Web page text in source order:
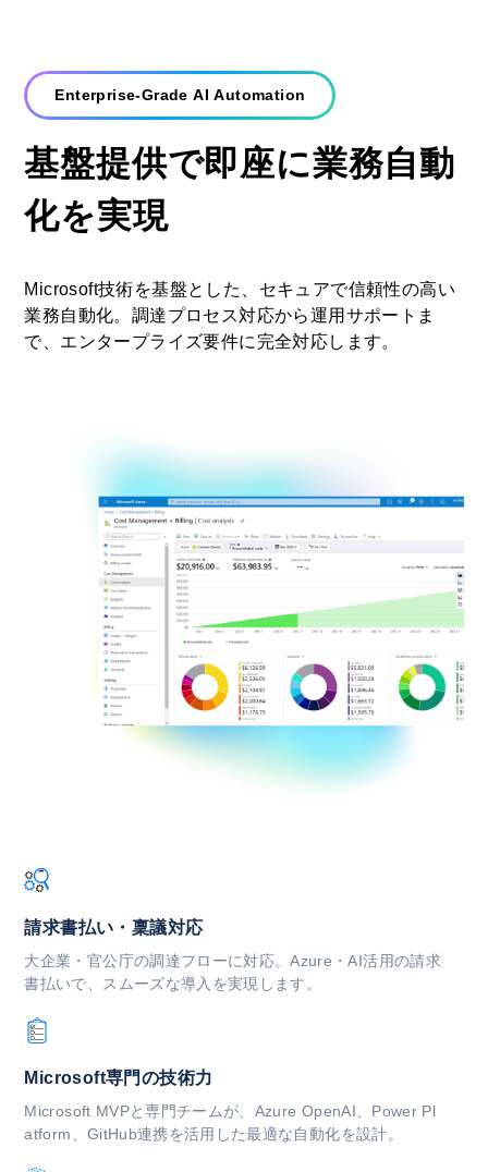
Enterprise-Grade AI Automation
基盤提供で即座に業務自動
化を実現
Microsoft技術を基盤とした、セキュアで信頼性の高い
業務自動化。調達プロセス対応から運用サポートま
で、エンタープライズ要件に完全対応します。
請求書払い・稟議対応
大企業・官公庁の調達フローに対応。Azure・AI活用の請求
書払いで、スムーズな導入を実現します。
Microsoft専門の技術力
Microsoft MVPと専門チームが、Azure OpenAI、Power Pl
atform、GitHub連携を活用した最適な自動化を設計。